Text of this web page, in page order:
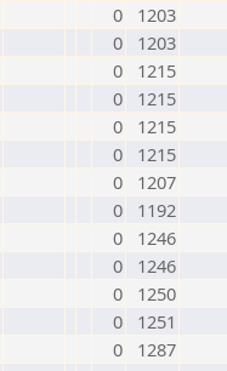
0
1203
0
1203
0
1215
0
1215
0
1215
0
1215
0
1207
0
1192
0
1246
0
1246
0
1250
0
1251
0
1287